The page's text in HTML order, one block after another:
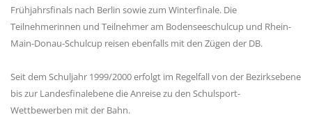
Frühjahrsfinals nach Berlin sowie zum Winterfinale. Die
Teilnehmerinnen und Teilnehmer am Bodenseeschulcup und Rhein-
Main-Donau-Schulcup reisen ebenfalls mit den Zügen der DB.
Seit dem Schuljahr 1999/2000 erfolgt im Regelfall von der Bezirksebene
bis zur Landesfinalebene die Anreise zu den Schulsport-
Wettbewerben mit der Bahn.